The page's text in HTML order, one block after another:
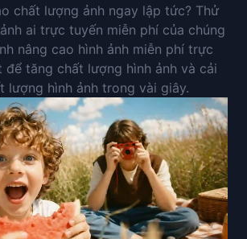
chất lượng ảnh ngay lập tức? Thử
ai trực tuyến miễn phí của chúng
nâng cao hình ảnh miễn phí trực
tăng chất lượng hình ảnh và cải
lượng hình ảnh trong vài giây.